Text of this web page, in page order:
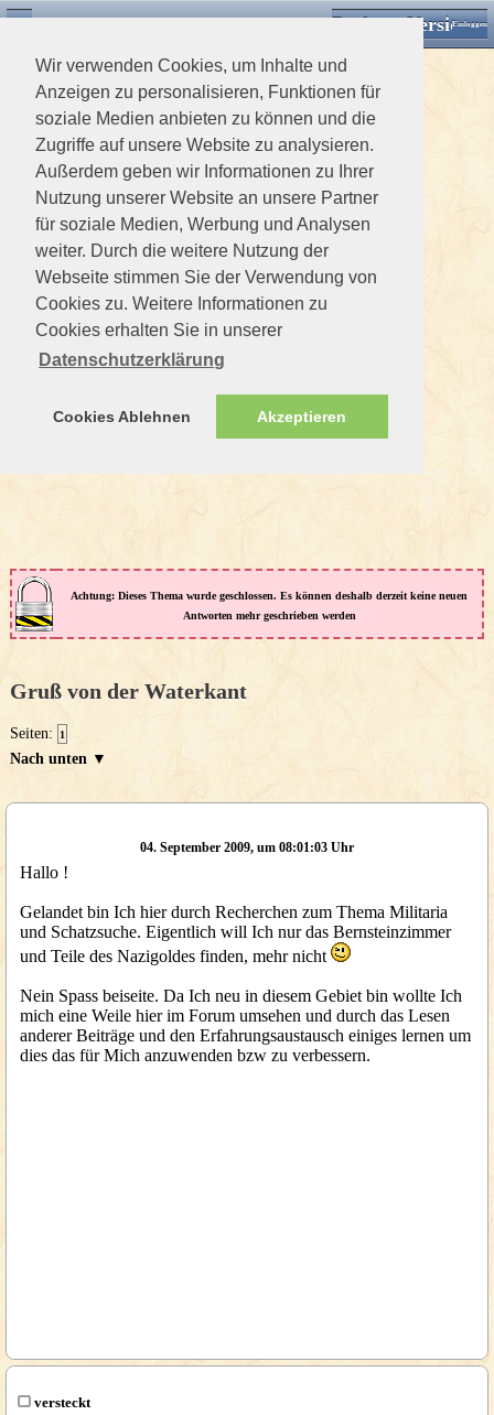
Wir verwenden Cookies, um Inhalte und
Anzeigen zu personalisieren, Funktionen für
soziale Medien anbieten zu können und die
Zugriffe auf unsere Website zu analysieren.
Außerdem geben wir Informationen zu Ihrer
Nutzung unserer Website an unsere Partner
für soziale Medien, Werbung und Analysen
weiter. Durch die weitere Nutzung der
Webseite stimmen Sie der Verwendung von
Cookies zu. Weitere Informationen zu
Cookies erhalten Sie in unserer
Datenschutzerklärung
Cookies Ablehnen Akzeptieren
Desktop VersionEinloggen
Achtung: Dieses Thema wurde geschlossen. Es können deshalb derzeit keine neuen
Antworten mehr geschrieben werden
Gruß von der Waterkant
Seiten: 1
Nach unten ▼
04. September 2009, um 08:01:03 Uhr
Hallo !
Gelandet bin Ich hier durch Recherchen zum Thema Militaria
und Schatzsuche. Eigentlich will Ich nur das Bernsteinzimmer
und Teile des Nazigoldes finden, mehr nicht
Nein Spass beiseite. Da Ich neu in diesem Gebiet bin wollte Ich
mich eine Weile hier im Forum umsehen und durch das Lesen
anderer Beiträge und den Erfahrungsaustausch einiges lernen um
dies das für Mich anzuwenden bzw zu verbessern.
versteckt